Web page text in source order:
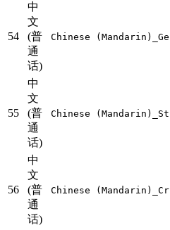
54
中
文
(普
通
话)
Chinese
55
中
文
(普
通
话)
Chinese
56
中
文
(普
通
话)
Chinese